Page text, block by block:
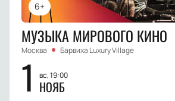
6+
МУЗЫКА МИРОВОГО КИНО
Москва Барвиха Luxury Village
1 вс, 19:00
НОЯБ